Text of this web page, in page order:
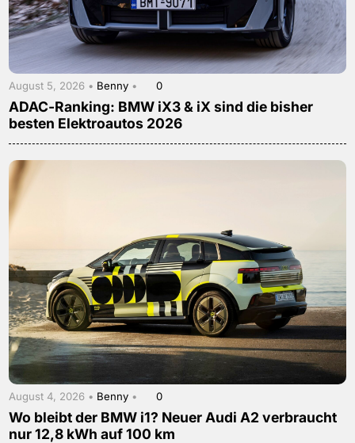
August 5, 2026 • Benny • 0
ADAC-Ranking: BMW iX3 & iX sind die bisher
besten Elektroautos 2026
August 4, 2026 • Benny • 0
Wo bleibt der BMW i1? Neuer Audi A2 verbraucht
nur 12,8 kWh auf 100 km